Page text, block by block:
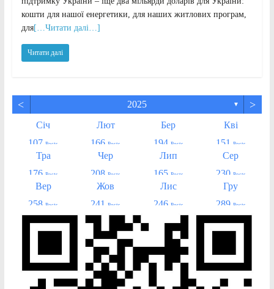
кошти для нашої енергетики, для наших житлових програм,
для[…Читати далі…]
Читати далі
< 2025 ▼ >
Січ
107 Posts
Лют
166 Posts
Бер
194 Posts
Кві
151
Posts
Тра
176 Posts
Чер
208 Posts
Лип
165 Posts
Сер
230 Posts
Вер
258 Posts
Жов
241
Posts
Лис
246 Posts
Гру
289 Posts